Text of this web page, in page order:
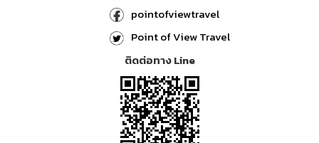
pointofviewtravel
Point of View Travel
ติดต่อทาง Line